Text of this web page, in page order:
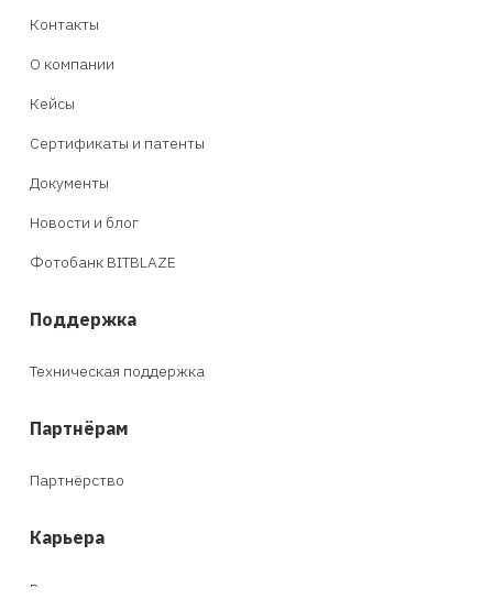
Контакты
О компании
Кейсы
Сертификаты и патенты
Документы
Новости и блог
Фотобанк BITBLAZE
Поддержка
Техническая поддержка
Партнёрам
Партнёрство
Карьера
Вакансии